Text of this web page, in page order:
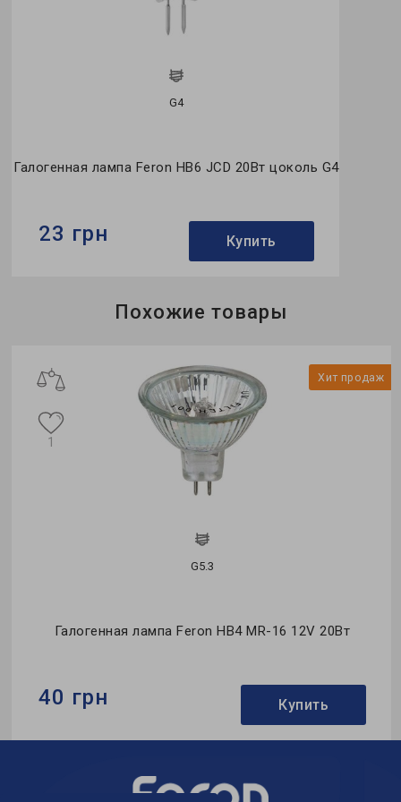
G4
Галогенная лампа Feron HB6 JCD 20Вт цоколь G4
23 грн Купить
Похожие товары
Хит продаж
G5.3
Галогенная лампа Feron HB4 MR-16 12V 20Вт
1
40 грн Купить
MR-тип